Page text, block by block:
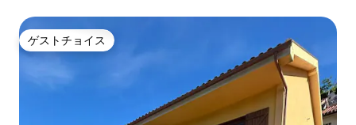
ゲストチョイス
ゲストチョイス